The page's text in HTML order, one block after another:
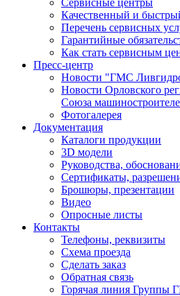
Сервисные центры
Качественный и
Перечень сервисных
Гарантийные
Как стать сервисным
Пресс-центр
Новости "ГМС
Новости Орловского
Союза
Фотогалерея
Документация
Каталоги продукции
3D модели
Руководства,
Сертификаты,
Брошюры, презентации
Видео
Опросные листы
Контакты
Телефоны, реквизиты
Схема проезда
Сделать заказ
Обратная связь
Горячая линия Группы